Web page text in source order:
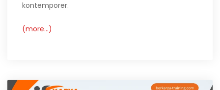
kontemporer.
(more…)